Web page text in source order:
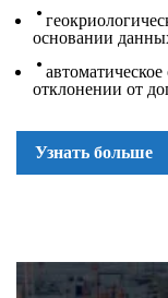
основании
отклонении от
Узнать больше